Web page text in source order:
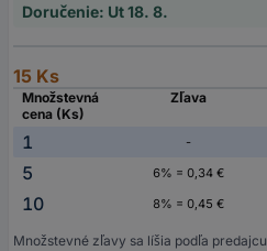
Doručenie: Ut 18. 8.
15 Ks
Množstevná
cena (Ks)
Zľava
1 -
5
6% = 0,34 €
10
8% = 0,45 €
Množstevné zľavy sa líšia podľa predajcu